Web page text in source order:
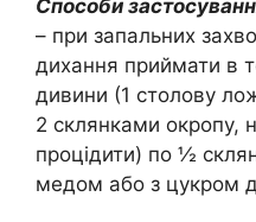
Способи
– при запальних
дихання приймати в
дивини (1 столову
2 склянками окропу,
процідити) по ½
медом або з цукром